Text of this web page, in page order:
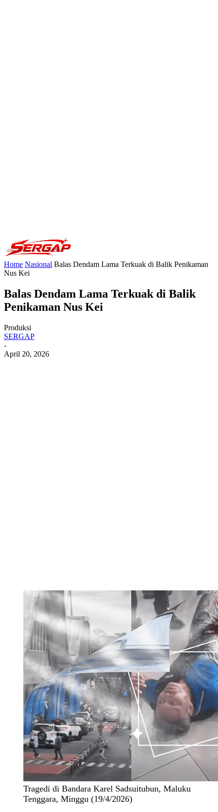
Home Nasional Balas Dendam Lama Terkuak di Balik Penikaman
Nus Kei
Balas Dendam Lama Terkuak di Balik
Penikaman Nus Kei
Produksi
SERGAP
-
April 20, 2026
Tragedi di Bandara Karel Sadsuitubun, Maluku
Tenggara, Minggu (19/4/2026)